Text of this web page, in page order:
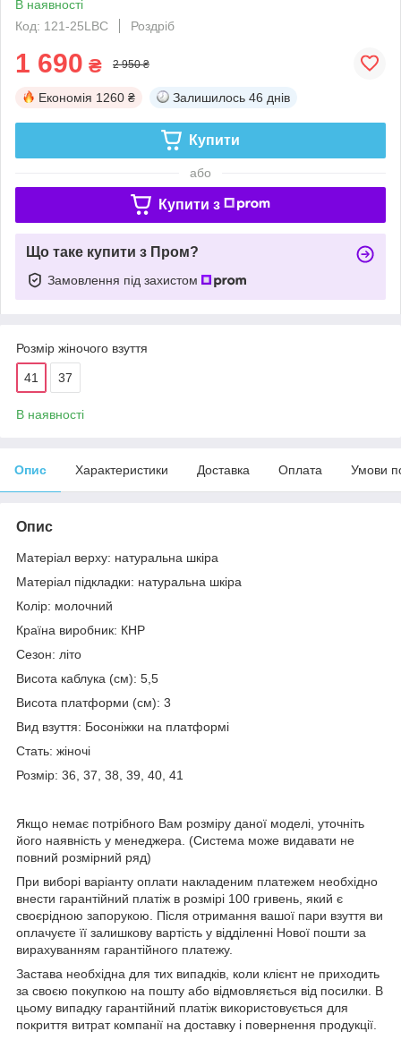
В наявності
Код: 121-25LBC
Роздріб
1 690 ₴ 2 950 ₴
Економія 1260 ₴ Залишилось 46 днів
Купити
або
Купити з
Що таке купити з Пром?
Замовлення під захистом
Розмір жіночого взуття
41 37
В наявності
Опис Характеристики Доставка Оплата Умови
Опис
Матеріал верху: натуральна шкіра
Матеріал підкладки: натуральна шкіра
Колір: молочний
Країна виробник: КНР
Сезон: літо
Висота каблука (см): 5,5
Висота платформи (см): 3
Вид взуття: Босоніжки на платформі
Стать: жіночі
Розмір: 36, 37, 38, 39, 40, 41
Якщо немає потрібного Вам розміру даної моделі, уточніть
його наявність у менеджера. (Система може видавати не
повний розмірний ряд)
При виборі варіанту оплати накладеним платежем необхідно
внести гарантійний платіж в розмірі 100 гривень, який є
своєрідною запорукою. Після отримання вашої пари взуття ви
оплачуєте її залишкову вартість у відділенні Нової пошти за
вирахуванням гарантійного платежу.
Застава необхідна для тих випадків, коли клієнт не приходить
за своєю покупкою на пошту або відмовляється від посилки. В
цьому випадку гарантійний платіж використовується для
покриття витрат компанії на доставку і повернення продукції.